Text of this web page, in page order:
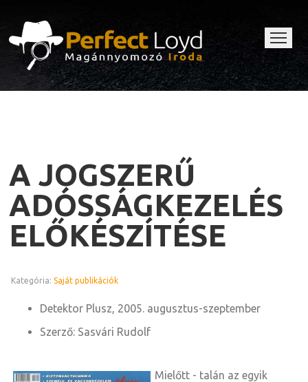
A JOGSZERŰ
ADÓSSÁGKEZELÉS
ELŐKÉSZÍTÉSE
Kategória:Saját publikációk
Detektor Plusz, 2005. augusztus-szeptember
Szerző: Sasvári Rudolf
Mielőtt - talán az egyik